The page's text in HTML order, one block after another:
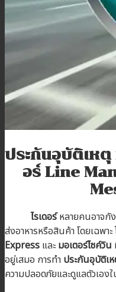
เข้าสู่ระบบตัวแทน
ประกันอุบัติเหตุ
อร์ Line
ไรเดอร์หลายคนอาจกัง
ส่งอาหารหรือสินค้า โดยเฉพาะ
Express และมอเตอร์ไซค์วิน
อยู่เสมอ การทำ ประกันอุบัติเ
ความปลอดภัยและดูแลตัวเอง